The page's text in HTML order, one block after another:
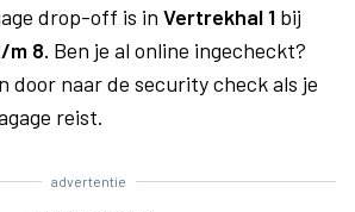
drop-off is in Vertrekhal 1 bij
m 8. Ben je al online ingecheckt?
door naar de security check als je
reist.
advertentie